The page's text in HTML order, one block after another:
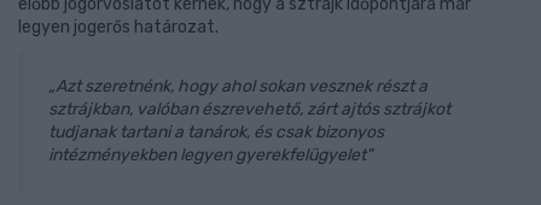
előbb jogorvoslatot kérnek, hogy a sztrájk időpontjára már
legyen jogerős határozat.
„Azt szeretnénk, hogy ahol sokan vesznek részt a
sztrájkban, valóban észrevehető, zárt ajtós sztrájkot
tudjanak tartani a tanárok, és csak bizonyos
intézményekben legyen gyerekfelügyelet"